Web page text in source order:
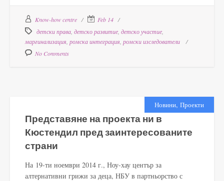
Know-how centre
Feb 14
детски права детско развитие детско участие
маргинализация ромска интеграция ромски изследователи
No Comments
Новини, Проекти
Представяне на проекта ни в
Кюстендил пред заинтересованите
страни
На 19-ти ноември 2014 г., Ноу-хау център за
алтернативни грижи за деца, НБУ в партньорство с